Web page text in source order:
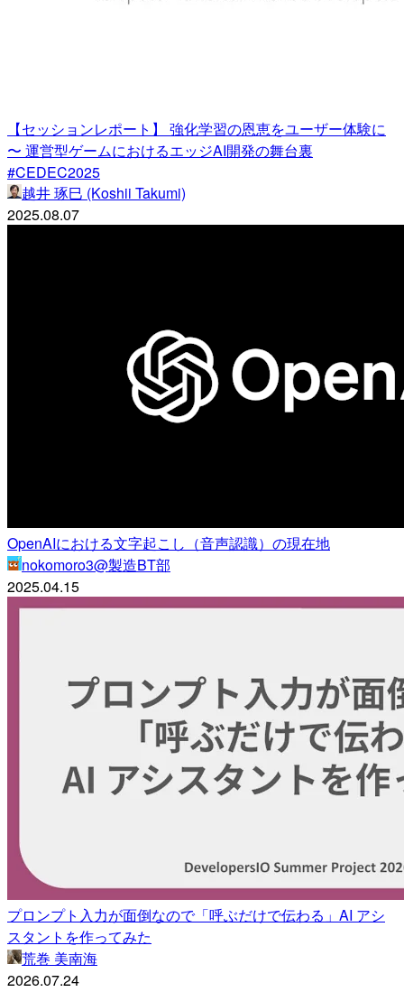
【セッションレポート】 強化学習の恩恵をユーザー体験に
〜 運営型ゲームにおけるエッジAI開発の舞台裏
#CEDEC2025
越井 琢巳 (Koshii Takumi)
2025.08.07
OpenAIにおける文字起こし（音声認識）の現在地
nokomoro3@製造BT部
2025.04.15
プロンプト入力が面倒なので「呼ぶだけで伝わる」AI アシ
スタントを作ってみた
荒巻 美南海
2026.07.24